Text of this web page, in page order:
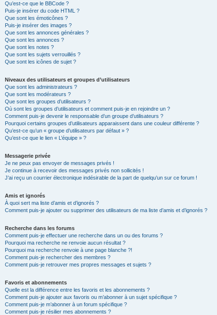
Qu’est-ce que le BBCode ?
Puis-je insérer du code HTML ?
Que sont les émoticônes ?
Puis-je insérer des images ?
Que sont les annonces générales ?
Que sont les annonces ?
Que sont les notes ?
Que sont les sujets verrouillés ?
Que sont les icônes de sujet ?
Niveaux des utilisateurs et groupes d’utilisateurs
Que sont les administrateurs ?
Que sont les modérateurs ?
Que sont les groupes d’utilisateurs ?
Où sont les groupes d’utilisateurs et comment puis-je en rejoindre un ?
Comment puis-je devenir le responsable d’un groupe d’utilisateurs ?
Pourquoi certains groupes d’utilisateurs apparaissent dans une couleur différente ?
Qu’est-ce qu’un « groupe d’utilisateurs par défaut » ?
Qu’est-ce que le lien « L’équipe » ?
Messagerie privée
Je ne peux pas envoyer de messages privés !
Je continue à recevoir des messages privés non sollicités !
J’ai reçu un courrier électronique indésirable de la part de quelqu’un sur ce forum !
Amis et ignorés
À quoi sert ma liste d’amis et d’ignorés ?
Comment puis-je ajouter ou supprimer des utilisateurs de ma liste d’amis et d’ignorés ?
Recherche dans les forums
Comment puis-je effectuer une recherche dans un ou des forums ?
Pourquoi ma recherche ne renvoie aucun résultat ?
Pourquoi ma recherche renvoie à une page blanche ?!
Comment puis-je rechercher des membres ?
Comment puis-je retrouver mes propres messages et sujets ?
Favoris et abonnements
Quelle est la différence entre les favoris et les abonnements ?
Comment puis-je ajouter aux favoris ou m’abonner à un sujet spécifique ?
Comment puis-je m’abonner à un forum spécifique ?
Comment puis-je résilier mes abonnements ?